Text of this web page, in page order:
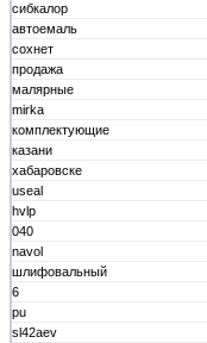
сибкалор
автоемаль
сохнет
продажа
малярные
mirka
комплектующие
казани
хабаровске
useal
hvlp
040
navol
шлифовальный
6
pu
sl42aev